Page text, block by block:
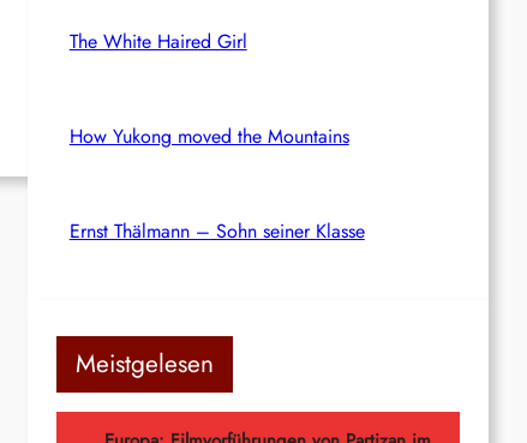
The White Haired Girl
How Yukong moved the Mountains
Ernst Thälmann – Sohn seiner Klasse
Meistgelesen